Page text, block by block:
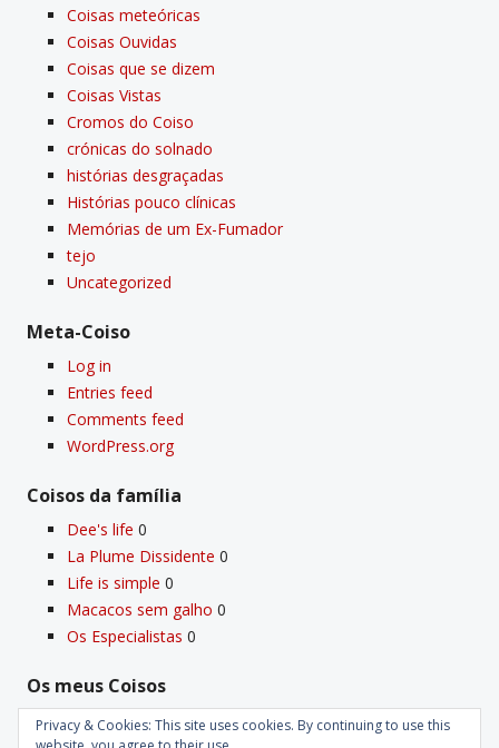
Coisas meteóricas
Coisas Ouvidas
Coisas que se dizem
Coisas Vistas
Cromos do Coiso
crónicas do solnado
histórias desgraçadas
Histórias pouco clí­nicas
Memórias de um Ex-Fumador
tejo
Uncategorized
Meta-Coiso
Log in
Entries feed
Comments feed
WordPress.org
Coisos da famí­lia
Dee's life 0
La Plume Dissidente 0
Life is simple 0
Macacos sem galho 0
Os Especialistas 0
Os meus Coisos
Deus0
Privacy & Cookies: This site uses cookies. By continuing to use this